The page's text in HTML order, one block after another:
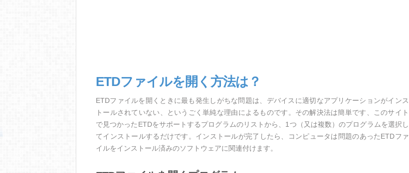
ETDファイルを開く方法は？
ETDファイルを開くときに最も発生しがちな問題は、デバイスに適切なアプリケーションがインス
トールされていない、というごく単純な理由によるものです。その解決法は簡単です、このサイト
で見つかったETDをサポートするプログラムのリストから、1つ（又は複数）のプログラムを選択し
てインストールするだけです。インストールが完了したら、コンピュータは問題のあったETDファ
イルをインストール済みのソフトウェアに関連付けます。